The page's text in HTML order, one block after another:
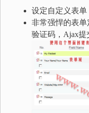
设定自定义表单
非常强悍的表
验证码，Ajax提